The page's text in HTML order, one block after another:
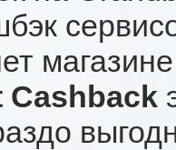
Cashback